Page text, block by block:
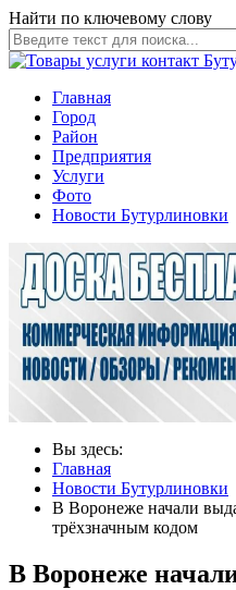
Найти по ключевому слову
Главная
Город
Район
Предприятия
Услуги
Фото
Новости Бутурлиновки
Вы здесь:
Главная
Новости Бутурлиновки
В Воронеже начали
трёхзначным кодом
В Воронеже